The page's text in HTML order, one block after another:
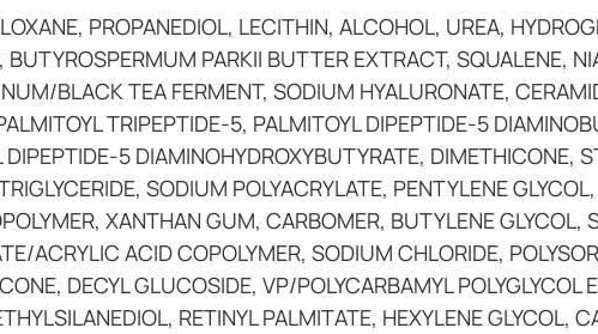
PROPANEDIOL, LECITHIN, ALCOHOL, UREA,
PARKII BUTTER EXTRACT, SQUALENE,
BLACK TEA FERMENT, SODIUM HYALURONATE,
TRIPEPTIDE-5, PALMITOYL DIPEPTIDE-5
DIPEPTIDE-5 DIAMINOHYDROXYBUTYRATE, DIMETHICONE,
SODIUM POLYACRYLATE, PENTYLENE
XANTHAN GUM, CARBOMER, BUTYLENE GLYCOL,
ACRYLIC ACID COPOLYMER, SODIUM CHLORIDE,
DECYL GLUCOSIDE, VP/POLYCARBAMYL POLYGLYCOL
RETINYL PALMITATE, HEXYLENE GLYCOL,